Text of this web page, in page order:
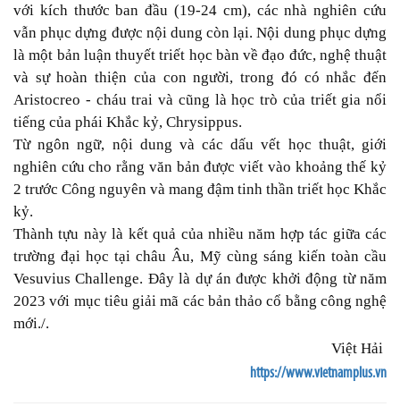
với kích thước ban đầu (19-24 cm), các nhà nghiên cứu
vẫn phục dựng được nội dung còn lại. Nội dung phục dựng
là một bản luận thuyết triết học bàn về đạo đức, nghệ thuật
và sự hoàn thiện của con người, trong đó có nhắc đến
Aristocreo - cháu trai và cũng là học trò của triết gia nổi
tiếng của phái Khắc kỷ, Chrysippus.
Từ ngôn ngữ, nội dung và các dấu vết học thuật, giới
nghiên cứu cho rằng văn bản được viết vào khoảng thế kỷ
2 trước Công nguyên và mang đậm tinh thần triết học Khắc
kỷ.
Thành tựu này là kết quả của nhiều năm hợp tác giữa các
trường đại học tại châu Âu, Mỹ cùng sáng kiến toàn cầu
Vesuvius Challenge. Đây là dự án được khởi động từ năm
2023 với mục tiêu giải mã các bản thảo cổ bằng công nghệ
mới./.
Việt Hải
https://www.vietnamplus.vn